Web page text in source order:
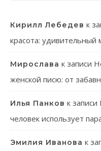
Кирилл Лебедев к
красота:
Мирослава к записи
женской писю: от
Илья Панков к записи
человек использует
Эмилия Иванова к